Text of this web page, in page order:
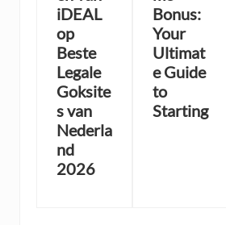
iDEAL
op
Beste
Legale
Goksite
s van
Nederla
nd
2026
Bonus:
Your
Ultimat
e Guide
to
Starting